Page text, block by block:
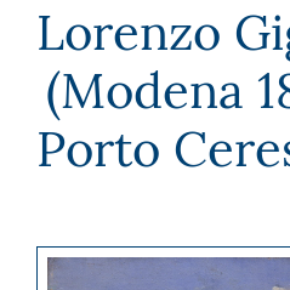
Lorenzo
(Modena
Porto